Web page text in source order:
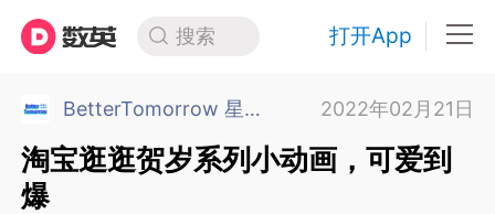
搜索 打开App
BetterTomorrow 星期三比较好 北京 2022年02月21日
淘宝逛逛贺岁系列小动画，可爱到
爆